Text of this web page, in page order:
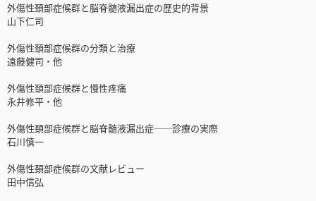
外傷性頚部症候群と脳脊髄液漏出症の歴史的背景
山下仁司
外傷性頚部症候群の分類と治療
遠藤健司・他
外傷性頚部症候群と慢性疼痛
永井修平・他
外傷性頚部症候群と脳脊髄液漏出症──診療の実際
石川慎一
外傷性頚部症候群の文献レビュー
田中信弘